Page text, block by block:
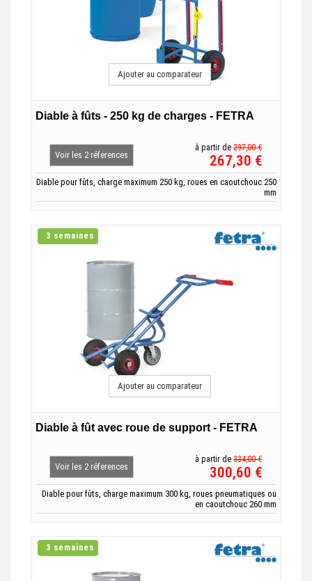
Diable à fûts - 250 kg de charges - FETRA
Voir les 2 réferences
à partir de 297,00 €
267,30 €
Diable pour fûts, charge maximum 250 kg, roues en caoutchouc 250
mm
Ajouter au comparateur
3 semaines
Diable à fût avec roue de support - FETRA
Voir les 2 réferences
à partir de 334,00 €
300,60 €
Diable pour fûts, charge maximum 300 kg, roues pneumatiques ou
en caoutchouc 260 mm
Ajouter au comparateur
3 semaines